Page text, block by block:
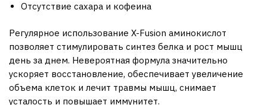
Отсутствие сахара и кофеина
Регулярное использование X-Fusion аминокислот
позволяет стимулировать синтез белка и рост мышц
день за днем. Невероятная формула значительно
ускоряет восстановление, обеспечивает увеличение
объема клеток и лечит травмы мышц, снимает
усталость и повышает иммунитет.